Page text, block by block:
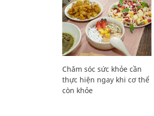
Chăm sóc sức khỏe cần
thực hiện ngay khi cơ thể
còn khỏe